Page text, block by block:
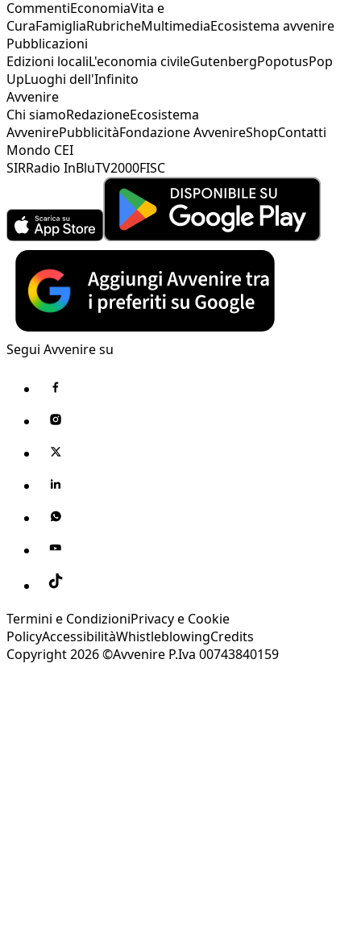
CommentiEconomiaVita e
CuraFamigliaRubricheMultimediaEcosistema avvenire
Pubblicazioni
Edizioni localiL'economia civileGutenbergPopotusPop
UpLuoghi dell'Infinito
Avvenire
Chi siamoRedazioneEcosistema
AvvenirePubblicitàFondazione AvvenireShopContatti
Mondo CEI
SIRRadio InBluTV2000FISC
Segui Avvenire su
Termini e CondizioniPrivacy e Cookie
PolicyAccessibilitàWhistleblowingCredits
Copyright 2026 ©Avvenire P.Iva 00743840159